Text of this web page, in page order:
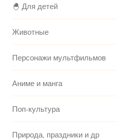
🐣 Для детей
Животные
Персонажи мультфильмов
Аниме и манга
Поп-культура
Природа, праздники и др